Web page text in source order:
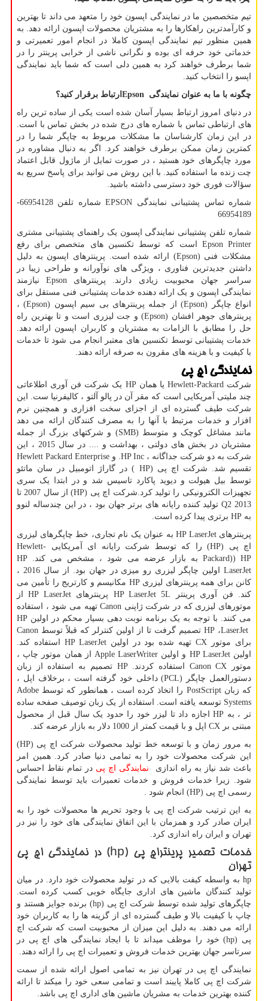
تیم متخصصین ما در نمایندگی اپسون خود را متعهد می داند تا بهترین
و کارآمدترین راهکارها را به مشتریان محصولات اپسون ارائه دهد. به
همین منظور تیم نمایندگی اپسون کاملا در انجام امور تعمیرتی و
خدماتی خود حرفه ای بوده و نگرانی ناشی از خرابی پرینتر را در
شما برطرف خواهند کرد به همین دلی است که شما باید نمایندگی
اپسو را انتخاب کنید.
چگونه با ما به عنوان نمایندگی Epson ارتباط برقرار کنید؟
در دنیای امروز ارتباط بسیار آسان شده است یکی از ساده ترین راه
های ارتباطی تماس با شماره های درج شده در بخش تماس با است.
در این زمان کارشناسان ما مشکلات مربوط به چاپگر شما را در
کمترین زمان ممکن برطرف خواهند کرد. اگر به دنبال مشاوره در
مورد چاپگرهای خود هستید ، در صورت تمایل از ماژول قابل اعتماد
چت زنده ما استفاده کنید. با این روش می توانید برای پاسخ سریع به
سؤالات فوری خود دسترسی داشته باشید.
شماره تماس پشتیبانی نمایندگی EPSON
شماره تلفن 66954128-
66954189
شماره تلفن پشتیبانی نمایندگی اپسون یک راهنمای پشتیبانی مشتری
Epson Printer است که توسط تکنسین های متخصص برای رفع
مشکلات فنی (Epson) ارائه شده است. پرینترهای اپسون به دلیل
داشتن جدیدترین فناوری ، ویژگی های نوآورانه و طراحی زیبا در
سراسر جهان محبوبیت زیادی دارند. پرینترهای Epsonنیازمند
نمایندگی اپسون و یک ارائه دهنده خدمات پشتیبانی فنی مستقل برای
انواع چاپگر (Epson) از جمله پرینترهای بی سیم اپسون (Epson) ،
پرینترهای جوهر افشان (Epson) و جت لیزری است و تا بهترین راه
حل را مطابق با الزامات به مشتریان و کاربران اپسون ارائه دهد.
خدمات پشتیبانی توسط تکنسین های معتبر انجام می شود تا خدمات
با کیفیت و با هزینه های مقرون به صرفه ارائه دهند.
نمایندگی اچ پی
شرکتHewlett-Packard یا همانHP یک شرکت فن آوری اطلاعاتی
چند ملیتی آمریکایی است که مقر آن در پالو آلتو ، کالیفرنیا ست. این
شرکت طیف گسترده ای از اجزای سخت افزاری و همچنین نرم
افزار و خدمات مرتبط با آنها را به مصرف کنندگان ارائه می دهد
مانند مشاغل کوچک و متوسط (SMB) و شرکتهای بزرگ از جمله
مشتریان در بخش های دولتی ، بهداشت و .... در سال 2015 ، این
شرکت به دو شرکت جداگانه ، HP Inc. و Hewlett Packard Enterprise
تقسیم شد. شرکت اچ پی (HP ) در گاراژ اتومبیل در سان ماتئو
توسط بیل هیولت و دیوید پاکارد تاسیس شد و در ابتدا یک سری
تجهیزات الکترونیکی را تولید کرد.شرکت اچ پی (HP)از سال 2007 تا
Q2 2013تولید کننده رایانه های برتر جهان بود ، در این چندساله لنوو
به HP برتری پیدا کرده است.
پرینترهایHP LaserJet به عنوان یک نام تجاری، خط چاپگرهای لیزری
اچ پی HP)) را که توسط شرکت رایانه ای آمریکایی Hewlett-
Packard)) HP به بازار عرضه می شود ، مشخص می کند. HP
LaserJet
اولین چاپگر لیزری رو میزی در جهان بود. از سال 2016 ،
کانن برای همه پرینترهای لیزریHP مکانیسم و کارتریج را تأمین می
کند. فن آوری پرینتر HP LaserJet 5L پرینترهایHP LaserJetاز
موتورهای لیزری که در شرکت ژاپنی Canonتهیه می شود ، استفاده
می کنند. با توجه به یک برنامه نوبت دهی بسیار محکم در اولین HP
LaserJet، HP تصمیم گرفت تا از اولین کنترلر که قبلاً توسط Canon
برای موتور CXتهیه شده بود در اولینHP LaserJet استفاده کند.
اولینHP LaserJet و اولین Apple LaserWriter از همان موتور چاپ ،
موتور Canon CX استفاده کردند.HP تصمیم به استفاده از زبان
دستورالعمل چاپگر (PCL) داخلی خود گرفته است ، برخلاف اپل ،
که زبانPostScript را اتخاذ کرده است ، همانطور که توسط Adobe
Systems توسعه یافته است. استفاده از یک زبان توصیف صفحه ساده
تر ، به HPاجازه داد تا لیزر خود را حدود یک سال قبل از محصول
مبتنی بر CX اپل و با قیمت کمتر از 1000 دلار به بازار عرضه کند.
به مرور زمان و با توسعه خط تولید محصولات شرکت اچ پی (HP
)
این شرکت محصولات خود را به تمامی دنیا صادر کرد. همین امر
باعث شد نیاز به راه اندازی نمایندگی اچ پی در تمام نقاط احساس
شود. زیرا خدمات فروش و خدمات تعمیرات باید توسط نمایندگی
رسمی اچ پی (HP) انجام شود .
به این ترتیب شرکت اچ پی با وجود تحریم ها محصولات خود را به
ایران صادر کرد و همزمان با این اتفاق نمایندگی های خود را نیز در
تهران و ایران راه اندازی کرد.
خدمات تعمیر پرینتراچ پی hp)) در نمایندگی اچ پی
تهران
hp به واسطه کیفت بالایی که در تولید محصولات خود دارد. در میان
تولید کنندگان ماشین های اداری جایگاه خوبی کسب کرده است.
چاپگرهای تولید شده توسط شرکت اچ پی hp)) برنده جوایز هستند و
چاپ با کیفیت بالا و طیف گسترده ای از گزینه ها را به کاربران خود
ارائه می دهند. به دلیل این میزان از محبوبیت است که شرکت اچ
پی hp)) خود را موظف میداند تا با ایجاد نمایندگی های اچ پی در
سرتاسر جهان بهترین خدمات فروش و تعمیرات اچ پی را ارائه دهند.
نمایندگی اچ پی در تهران نیز به تمامی اصول ارائه شده از سمت
شرکت اچ پی کاملا پایبند است و تمامی سعی خود را میکند تا ارائه
کننده بهترین خدمات به مشریان ماشین های اداری اچ پی باشد.